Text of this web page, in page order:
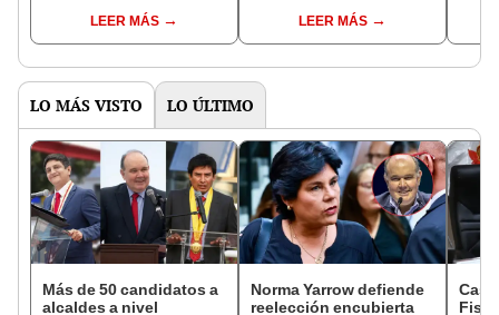
partidos y ministros que
se posicionan
LEER MÁS LEER MÁS
LO MÁS VISTO LO ÚLTIMO
Más de 50 candidatos a
alcaldes a nivel
Norma Yarrow defiende
reelección encubierta